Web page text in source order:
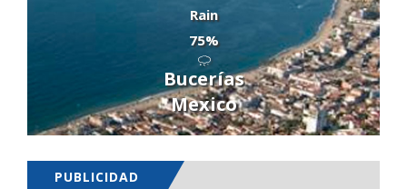
Rain
75%
Bucerías
Mexico
PUBLICIDAD